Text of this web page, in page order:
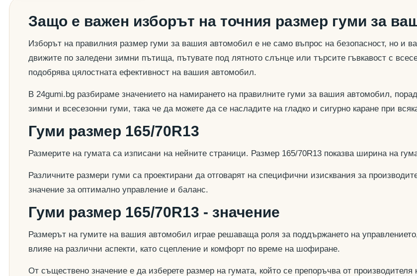
Защо е важен изборът на точния размер гуми за
Изборът на правилния размер гуми за вашия автомобил е не само въпрос на безопасност, но
движите по заледени зимни пътища, пътувате под лятното слънце или търсите гъвкавост с
подобрява цялостната ефективност на вашия автомобил.
В 24gumi.bg разбираме значението на намирането на правилните гуми за вашия автомобил,
зимни и всесезонни гуми, така че да можете да се насладите на гладко и сигурно каране при
Гуми размер 165/70R13
Размерите на гумата са изписани на нейните страници. Размер 165/70R13 показва ширина на
Различните размери гуми са проектирани да отговарят на специфични изисквания за
значение за оптимално управление и баланс.
Гуми размер 165/70R13 - значение
Размерът на гумите на вашия автомобил играе решаваща роля за поддържането на
влияе на различни аспекти, като сцепление и комфорт по време на шофиране.
От съществено значение е да изберете размер на гумата, който се препоръчва от